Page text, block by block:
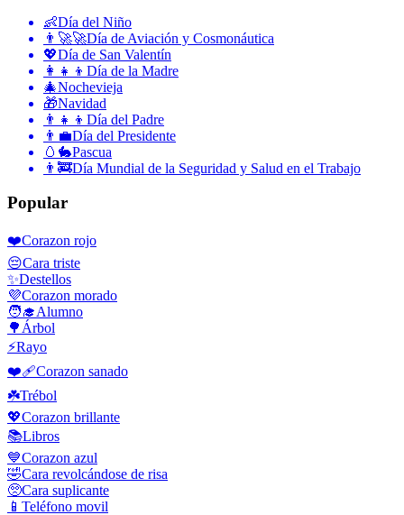
👶Día del Niño
👨‍🚀🚀Día de Aviación y Cosmonáutica
💖Día de San Valentín
👩‍👧‍👦 Día de la Madre
🎄Nochevieja
🎁Navidad
👨‍👧‍👦 Día del Padre
👨‍💼Día del Presidente
🥚🐇Pascua
👨‍🚒Día Mundial de la Seguridad y Salud en el Trabajo
Popular
❤️Corazon rojo
😔Cara triste
✨Destellos
💜Corazon morado
🧑‍🎓Alumno
🌳 Árbol
⚡Rayo
❤️‍🩹Corazon sanado
☘️Trébol
💖Corazon brillante
📚Libros
💙Corazon azul
🤣Cara revolcándose de risa
🥺Cara suplicante
📱 Teléfono movil